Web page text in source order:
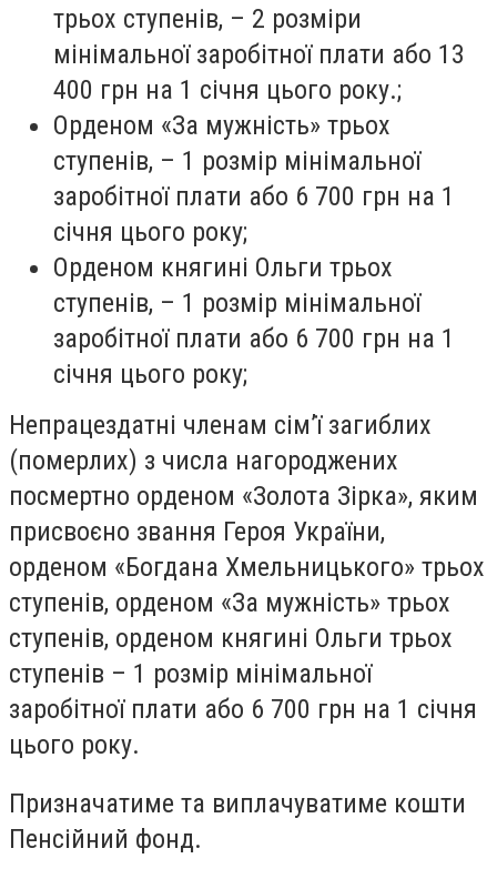
трьох ступенів, – 2 розміри
мінімальної заробітної плати або 13
400 грн на 1 січня цього року.;
Орденом «За мужність» трьох
ступенів, – 1 розмір мінімальної
заробітної плати або 6 700 грн на 1
січня цього року;
Орденом княгині Ольги трьох
ступенів, – 1 розмір мінімальної
заробітної плати або 6 700 грн на 1
січня цього року;
Непрацездатні членам сім’ї загиблих
(померлих) з числа нагороджених
посмертно орденом «Золота Зірка», яким
присвоєно звання Героя України,
орденом «Богдана Хмельницького» трьох
ступенів, орденом «За мужність» трьох
ступенів, орденом княгині Ольги трьох
ступенів – 1 розмір мінімальної
заробітної плати або 6 700 грн на 1 січня
цього року.
Призначатиме та виплачуватиме кошти
Пенсійний фонд.